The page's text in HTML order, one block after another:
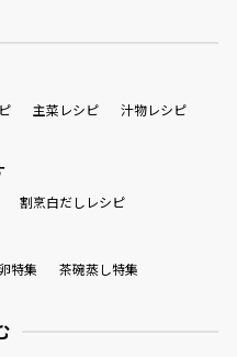
主菜レシピ
汁物レシピ
割烹白だしレシピ
特集 茶碗蒸し特集